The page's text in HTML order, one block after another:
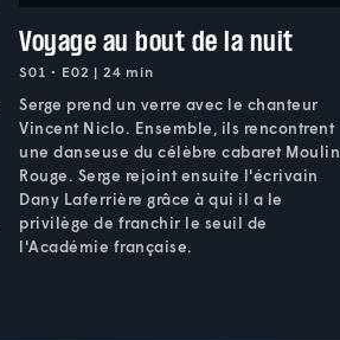
Voyage au bout de la nuit
S01 • E02 | 24 min
Serge prend un verre avec le chanteur
Vincent Niclo. Ensemble, ils rencontrent
une danseuse du célèbre cabaret Moulin
Rouge. Serge rejoint ensuite l'écrivain
Dany Laferrière grâce à qui il a le
privilège de franchir le seuil de
l'Académie française.